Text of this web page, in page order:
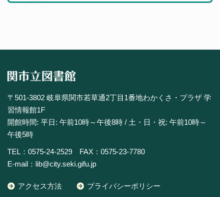
〒501-3802 岐阜県関市若草通2丁目1番地わかくさ・プラザ 学
習情報館1F
開館時間: 平日: 午前10時～午後8時 / 土・日・祝: 午前10時～
午後5時
TEL：0575-24-2529 FAX：0575-23-7780
E-mail：lib@city.seki.gifu.jp
アクセス方法 プライバシーポリシー